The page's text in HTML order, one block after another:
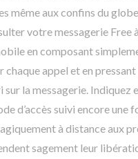
même aux confins du
votre messagerie Free
en composant
chaque appel et en
la messagerie. Indiquez
d’accès suivi encore une
à distance aux
sagement leur